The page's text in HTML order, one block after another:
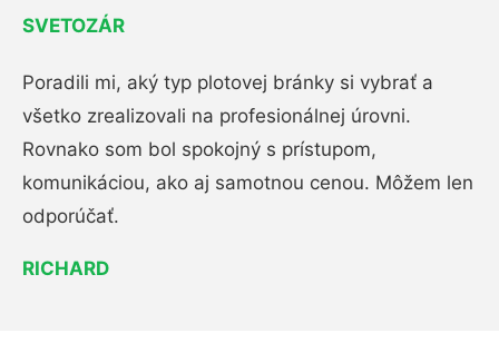
SVETOZÁR
Poradili mi, aký typ plotovej bránky si vybrať a
všetko zrealizovali na profesionálnej úrovni.
Rovnako som bol spokojný s prístupom,
komunikáciou, ako aj samotnou cenou. Môžem len
odporúčať.
RICHARD